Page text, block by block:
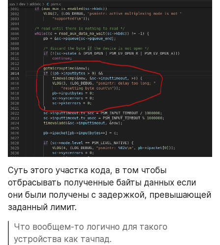
Суть этого участка кода, в том чтобы
отбрасывать полученные байты данных если
они были получены с задержкой, превышающей
заданный лимит.
Что вообщем-то логично для такого
устройства как тачпад.